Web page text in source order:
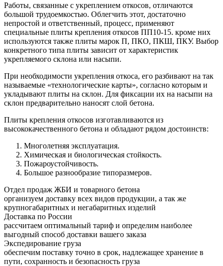
Работы, связанные с укреплением откосов, отличаются
большой трудоемкостью. Облегчить этот, достаточно
непростой и ответственный, процесс, применяют
специальные плиты крепления откосов ПП10-15. кроме них
используются также плиты марок П, ПКО, ПКШ, ПКУ. Выбор
конкретного типа плиты зависит от характеристик
укрепляемого склона или насыпи.
При необходимости укрепления откоса, его разбивают на так
называемые «технологические карты», согласно которым и
укладывают плиты на склон. Для фиксации их на насыпи на
склон предварительно наносят слой бетона.
Плиты крепления откосов изготавливаются из
высококачественного бетона и обладают рядом достоинств:
Многолетняя эксплуатация.
Химическая и биологическая стойкость.
Пожароустойчивость.
Большое разнообразие типоразмеров.
Отдел продаж ЖБИ и товарного бетона
организуем доставку всех видов продукции, а так же
крупногабаритных и негабаритных изделий
Доставка по России
рассчитаем оптимальный тариф и определим наиболее
выгодный способ доставки вашего заказа
Экспедирование груза
обеспечим поставку точно в срок, надлежащее хранение в
пути, сохранность и безопасность груза